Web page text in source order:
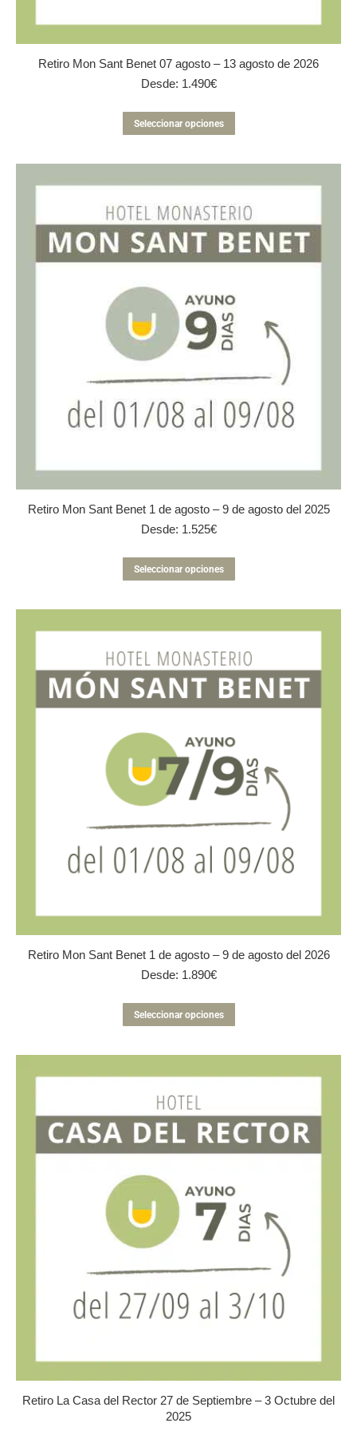
Retiro Mon Sant Benet 07 agosto – 13 agosto de 2026
Desde: 1.490€
Seleccionar opciones
producto
múltiples
variantes.
opciones
se
pueden
elegir
la
producto
Retiro Mon Sant Benet 1 de agosto – 9 de agosto del 2025
Desde: 1.525€
Seleccionar opciones
producto
múltiples
variantes.
opciones
se
pueden
elegir
la
página
de
producto
Retiro Mon Sant Benet 1 de agosto – 9 de agosto del 2026
Desde: 1.890€
Seleccionar opciones
producto
múltiples
variantes.
se
pueden
elegir
la
página
de
producto
Retiro La Casa del Rector 27 de Septiembre – 3 Octubre del
2025